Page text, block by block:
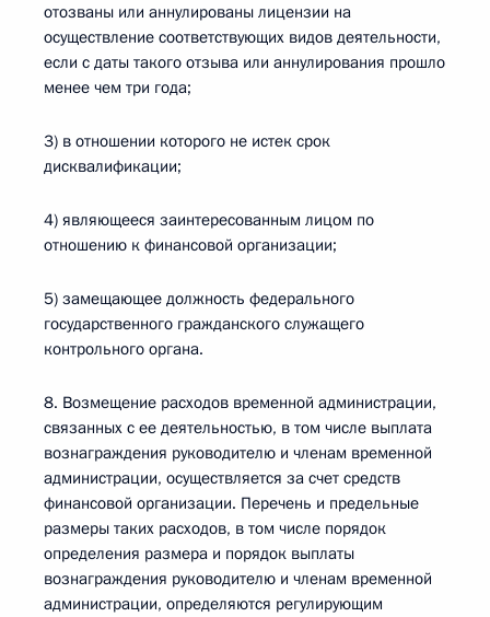
отозваны или аннулированы лицензии на
осуществление соответствующих видов деятельности,
если с даты такого отзыва или аннулирования прошло
менее чем три года;
3) в отношении которого не истек срок
дисквалификации;
4) являющееся заинтересованным лицом по
отношению к финансовой организации;
5) замещающее должность федерального
государственного гражданского служащего
контрольного органа.
8. Возмещение расходов временной администрации,
связанных с ее деятельностью, в том числе выплата
вознаграждения руководителю и членам временной
администрации, осуществляется за счет средств
финансовой организации. Перечень и предельные
размеры таких расходов, в том числе порядок
определения размера и порядок выплаты
вознаграждения руководителю и членам временной
администрации, определяются регулирующим